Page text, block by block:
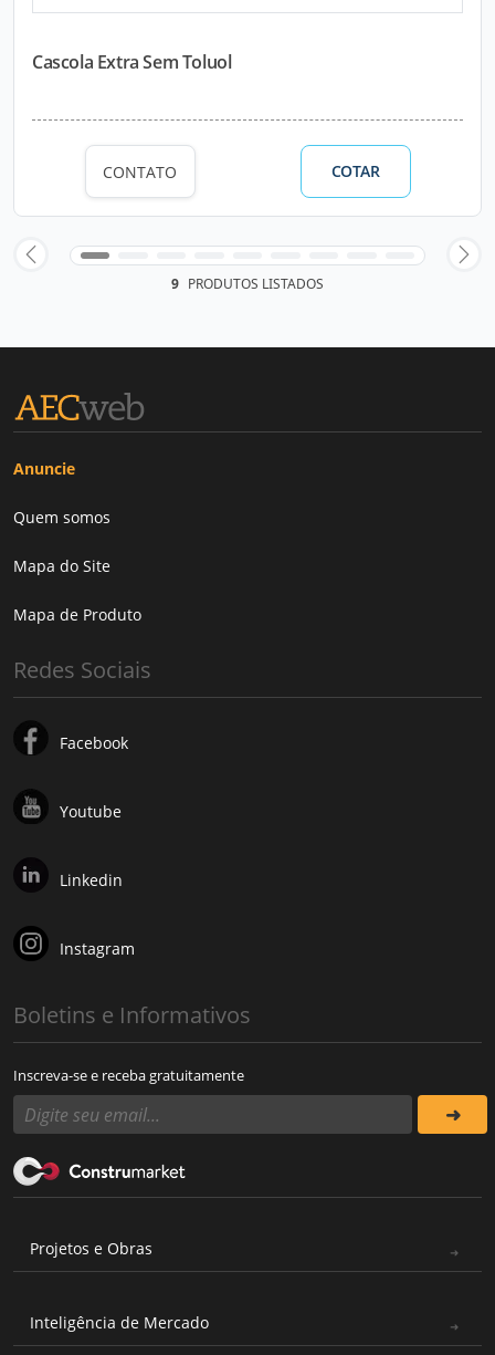
Cascola Extra Sem Toluol
CONTATO COTAR
9 PRODUTOS LISTADOS
Anuncie
Quem somos
Mapa do Site
Mapa de Produto
Redes Sociais
Facebook
Youtube
Linkedin
Instagram
Boletins e Informativos
Inscreva-se e receba gratuitamente
Projetos e Obras
Inteligência de Mercado